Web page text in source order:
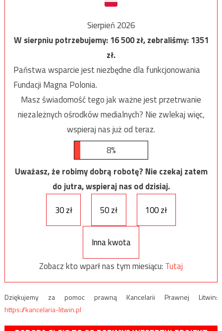
Sierpień 2026
W sierpniu potrzebujemy:16 500zł, zebraliśmy:1351
zł.
Państwa wsparcie jest niezbędne dla funkcjonowania
Fundacji Magna Polonia.
Masz świadomość tego jak ważne jest przetrwanie
niezależnych ośrodków medialnych? Nie zwlekaj więc,
wspieraj nas już od teraz.
8%
Uważasz, że robimy dobrą robotę? Nie czekaj zatem
do jutra, wspieraj nas od dzisiaj.
30 zł
50 zł 100 zł
Inna kwota
Zobacz kto wparł nas tym miesiącu: Tutaj
Dziękujemy za pomoc prawną Kancelarii Prawnej Litwin:
https://kancelaria-litwin.pl